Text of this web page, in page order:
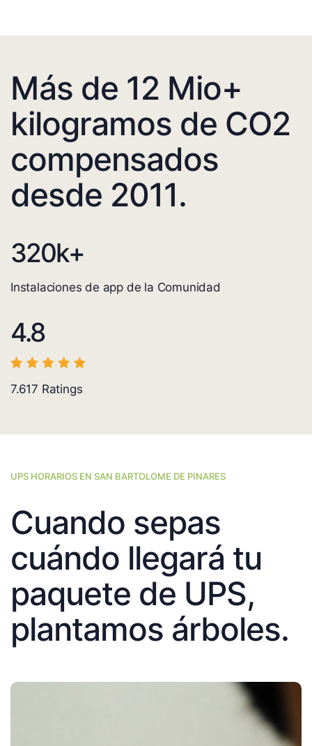
Más de 12 Mio+
kilogramos de CO2
compensados
desde 2011.
320k+
Instalaciones de app de la Comunidad
4.8
7.617 Ratings
UPS HORARIOS EN SAN BARTOLOME DE PINARES
Cuando sepas
cuándo llegará tu
paquete de UPS,
plantamos árboles.